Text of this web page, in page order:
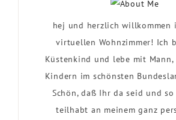
hej und herzlich willkommen
virtuellen Wohnzimmer! Ich
Küstenkind und lebe mit Mann,
Kindern im schönsten
Schön, daß Ihr da seid und
teilhabt an meinem ganz